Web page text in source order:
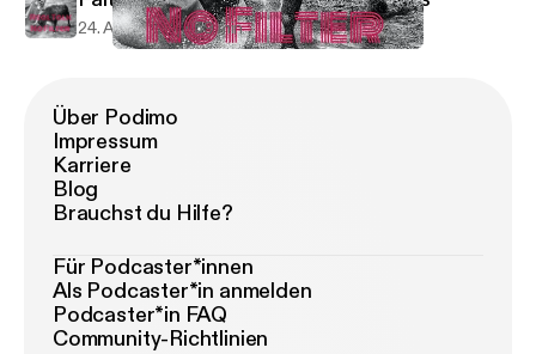
24. Aug. 2020 59 min
Über Podimo
Impressum
Karriere
Blog
Brauchst du Hilfe?
Für Podcaster*innen
Als Podcaster*in anmelden
Podcaster*in FAQ
Community-Richtlinien